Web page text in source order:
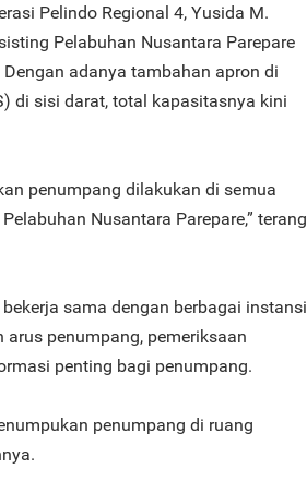
Pelindo Regional 4, Yusida M.
Pelabuhan Nusantara Parepare
adanya tambahan apron di
di sisi darat, total kapasitasnya kini
penumpang dilakukan di semua
Nusantara Parepare,” terang
sama dengan berbagai instansi
penumpang, pemeriksaan
penting bagi penumpang.
penumpang di ruang